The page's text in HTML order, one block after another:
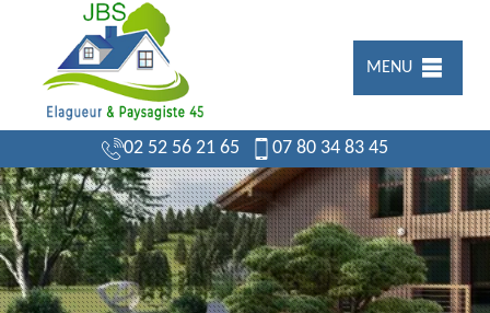
MENU
02 52 56 21 65 07 80 34 83 45